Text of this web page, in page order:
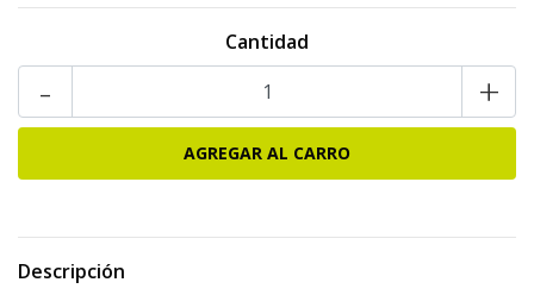
Cantidad
- +
Descripción